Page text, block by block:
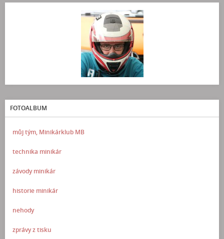
FOTOALBUM
můj tým, Minikárklub MB
technika minikár
závody minikár
historie minikár
nehody
zprávy z tisku